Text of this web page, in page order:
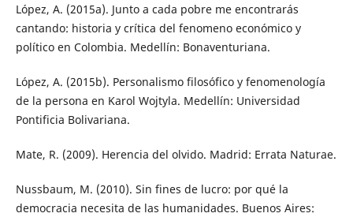
López, A. (2015a). Junto a cada pobre me encontrarás
cantando: historia y crítica del fenomeno económico y
político en Colombia. Medellín: Bonaventuriana.
López, A. (2015b). Personalismo filosófico y fenomenología
de la persona en Karol Wojtyla. Medellín: Universidad
Pontificia Bolivariana.
Mate, R. (2009). Herencia del olvido. Madrid: Errata Naturae.
Nussbaum, M. (2010). Sin fines de lucro: por qué la
democracia necesita de las humanidades. Buenos Aires: